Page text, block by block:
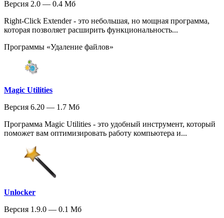
Версия 2.0 — 0.4 Мб
Right-Click Extender - это небольшая, но мощная программа,
которая позволяет расширить функциональность...
Программы «Удаление файлов»
Magic Utilities
Версия 6.20 — 1.7 Мб
Программа Magic Utilities - это удобный инструмент, который
поможет вам оптимизировать работу компьютера и...
Unlocker
Версия 1.9.0 — 0.1 Мб